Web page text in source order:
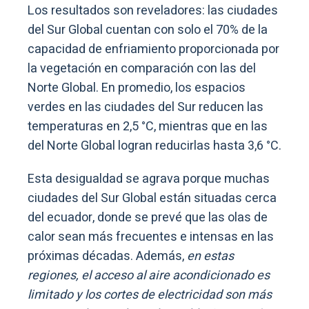
Los resultados son reveladores: las ciudades
del Sur Global cuentan con solo el 70% de la
capacidad de enfriamiento proporcionada por
la vegetación en comparación con las del
Norte Global. En promedio, los espacios
verdes en las ciudades del Sur reducen las
temperaturas en 2,5 °C, mientras que en las
del Norte Global logran reducirlas hasta 3,6 °C.
Esta desigualdad se agrava porque muchas
ciudades del Sur Global están situadas cerca
del ecuador, donde se prevé que las olas de
calor sean más frecuentes e intensas en las
próximas décadas. Además,en estas
regiones, el acceso al aire acondicionado es
limitado y los cortes de electricidad son más